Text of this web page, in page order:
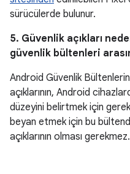
sürücülerde bulunur.
5. Güvenlik açıkları
güvenlik bültenleri
Android Güvenlik
açıklarının, Android
düzeyini belirtmek için
beyan etmek için bu
açıklarının olması gerekmez.